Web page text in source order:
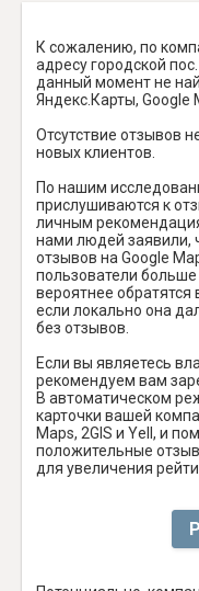
К сожалению, по
адресу городской
данный момент не
Яндекс.Карты, Google
Отсутствие отзывов
новых клиентов.
По нашим
прислушиваются к
личным
нами людей заявили,
отзывов на Google
пользователи
вероятнее
если локально она
без отзывов.
Если вы являетесь
рекомендуем вам
В автоматическом
карточки вашей
Maps, 2GIS и Yell, и
положительные
для увеличения